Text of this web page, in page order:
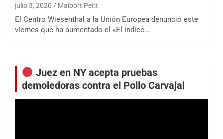
julio 3, 2020 Maibort Petit
El Centro Wiesenthal a la Unión Europea denunció este
viernes que ha aumentado el «El índice…
Juez en NY acepta pruebas
demoledoras contra el Pollo Carvajal